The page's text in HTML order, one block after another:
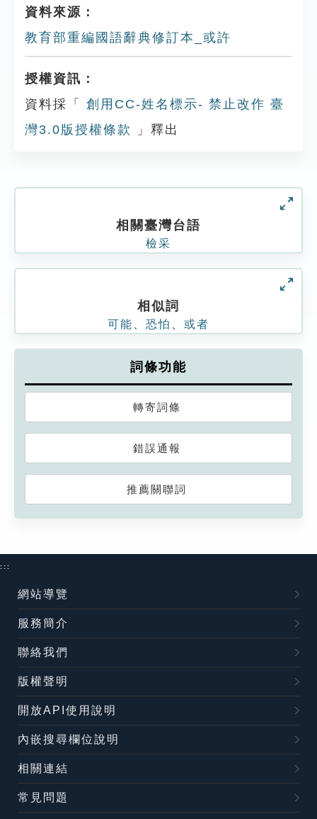
資料來源：
教育部重編國語辭典修訂本_或許
授權資訊：
資料採「
創用CC-姓名標示- 禁止改作 臺
灣3.0版授權條款
」釋出
相關臺灣台語
檢采
相似詞
可能 恐怕 或者
詞條功能
轉寄詞條
錯誤通報
推薦關聯詞
:::
網站導覽
服務簡介
聯絡我們
版權聲明
開放API使用說明
內嵌搜尋欄位說明
相關連結
常見問題